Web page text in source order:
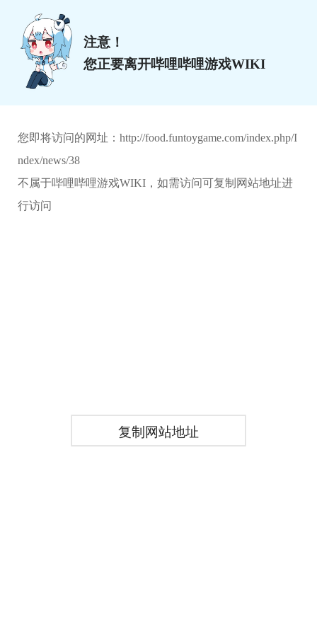
注意！
您正要离开哔哩哔哩游戏WIKI
您即将访问的网址： http://food.funtoygame.com/index.php/I
ndex/news/38
不属于哔哩哔哩游戏WIKI，如需访问可复制网站地址进
行访问
复制网站地址